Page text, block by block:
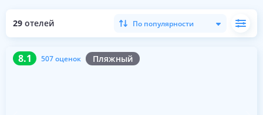
29 отелей По популярности
8.1 507 оценок Пляжный
8.1 507 оценок